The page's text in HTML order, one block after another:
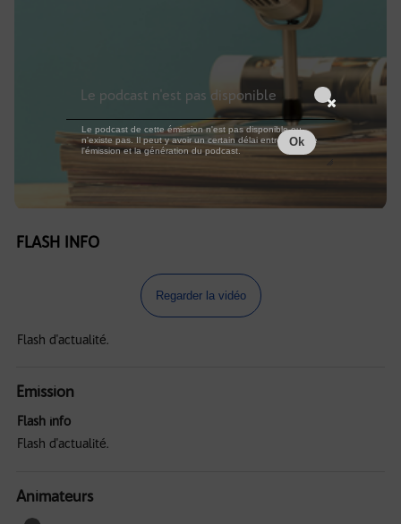
FLASH INFO
Regarder la vidéo
Flash d'actualité.
Emission
Flash info
Flash d'actualité.
Animateurs
Le podcast n'est pas disponible
Le podcast de cette émission n'est pas disponible ou
n'existe pas. Il peut y avoir un certain délai entre la fin de
l'émission et la génération du podcast.
Ok